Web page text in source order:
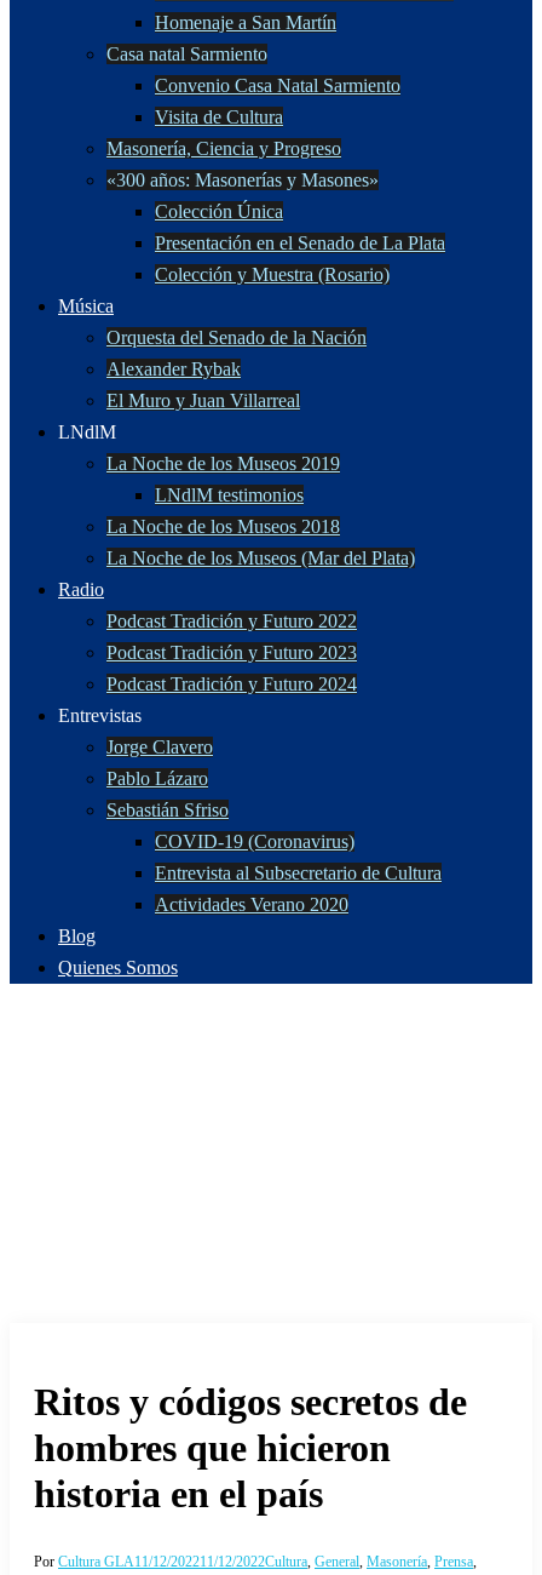
Homenaje a San Martín
Casa natal Sarmiento
Convenio Casa Natal Sarmiento
Visita de Cultura
Masonería, Ciencia y Progreso
«300 años: Masonerías y Masones»
Colección Única
Presentación en el Senado de La Plata
Colección y Muestra (Rosario)
Música
Orquesta del Senado de la Nación
Alexander Rybak
El Muro y Juan Villarreal
LNdlM
La Noche de los Museos 2019
LNdlM testimonios
La Noche de los Museos 2018
La Noche de los Museos (Mar del Plata)
Radio
Podcast Tradición y Futuro 2022
Podcast Tradición y Futuro 2023
Podcast Tradición y Futuro 2024
Entrevistas
Jorge Clavero
Pablo Lázaro
Sebastián Sfriso
COVID-19 (Coronavirus)
Entrevista al Subsecretario de Cultura
Actividades Verano 2020
Blog
Quienes Somos
Ritos y códigos secretos de
hombres que hicieron
historia en el país
Por Cultura GLA11/12/202211/12/2022Cultura General Masonería Prensa